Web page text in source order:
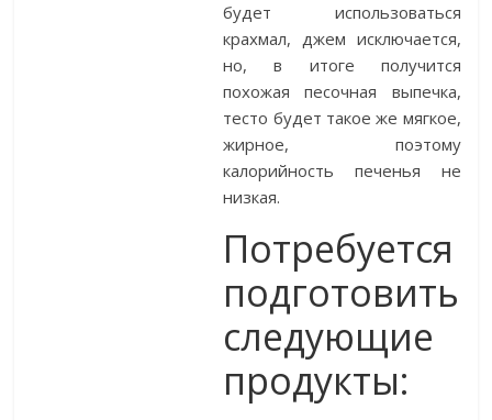
будет использоваться
крахмал, джем исключается,
но, в итоге получится
похожая песочная выпечка,
тесто будет такое же мягкое,
жирное, поэтому
калорийность печенья не
низкая.
Потребуется
подготовить
следующие
продукты: